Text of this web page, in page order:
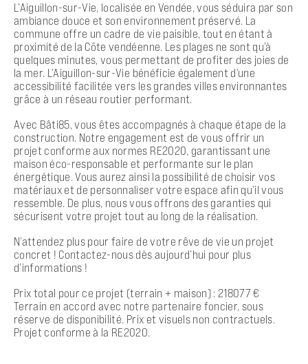
L’Aiguillon-sur-Vie, localisée en Vendée, vous séduira par son
ambiance douce et son environnement préservé. La
commune offre un cadre de vie paisible, tout en étant à
proximité de la Côte vendéenne. Les plages ne sont qu’à
quelques minutes, vous permettant de profiter des joies de
la mer. L’Aiguillon-sur-Vie bénéficie également d’une
accessibilité facilitée vers les grandes villes environnantes
grâce à un réseau routier performant.
Avec Bâti85, vous êtes accompagnés à chaque étape de la
construction. Notre engagement est de vous offrir un
projet conforme aux normes RE2020, garantissant une
maison éco-responsable et performante sur le plan
énergétique. Vous aurez ainsi la possibilité de choisir vos
matériaux et de personnaliser votre espace afin qu’il vous
ressemble. De plus, nous vous offrons des garanties qui
sécurisent votre projet tout au long de la réalisation.
N’attendez plus pour faire de votre rêve de vie un projet
concret ! Contactez-nous dès aujourd’hui pour plus
d’informations !
Prix total pour ce projet (terrain + maison) : 218077 €
Terrain en accord avec notre partenaire foncier, sous
réserve de disponibilité. Prix et visuels non contractuels.
Projet conforme à la RE2020.